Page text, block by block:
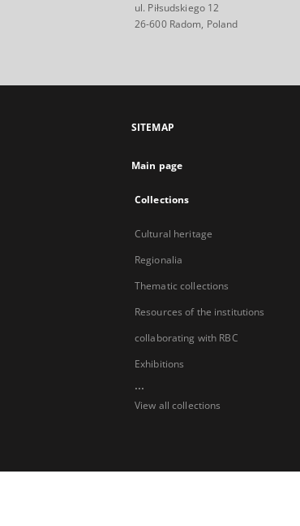
ul. Piłsudskiego 12
26-600 Radom, Poland
SITEMAP
Main page
Collections
Cultural heritage
Regionalia
Thematic collections
Resources of the institutions
collaborating with RBC
Exhibitions
...
View all collections